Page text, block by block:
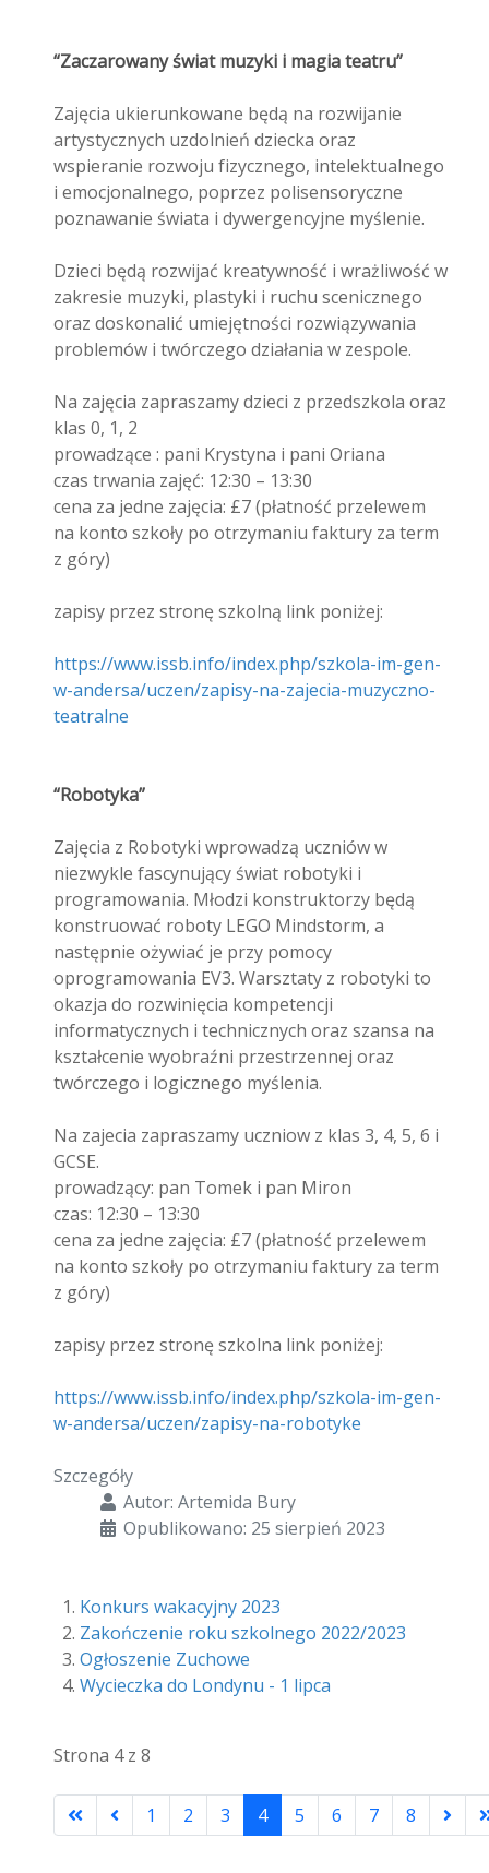
“Zaczarowany świat muzyki i magia teatru”
Zajęcia ukierunkowane będą na rozwijanie
artystycznych uzdolnień dziecka oraz
wspieranie rozwoju fizycznego, intelektualnego
i emocjonalnego, poprzez polisensoryczne
poznawanie świata i dywergencyjne myślenie.
Dzieci będą rozwijać kreatywność i wrażliwość w
zakresie muzyki, plastyki i ruchu scenicznego
oraz doskonalić umiejętności rozwiązywania
problemów i twórczego działania w zespole.
Na zajęcia zapraszamy dzieci z przedszkola oraz
klas 0, 1, 2
prowadzące : pani Krystyna i pani Oriana
czas trwania zajęć: 12:30 – 13:30
cena za jedne zajęcia: £7 (płatność przelewem
na konto szkoły po otrzymaniu faktury za term
z góry)
zapisy przez stronę szkolną link poniżej:
https://www.issb.info/index.php/szkola-im-gen-
w-andersa/uczen/zapisy-na-zajecia-muzyczno-
teatralne
“Robotyka”
Zajęcia z Robotyki wprowadzą uczniów w
niezwykle fascynujący świat robotyki i
programowania. Młodzi konstruktorzy będą
konstruować roboty LEGO Mindstorm, a
następnie ożywiać je przy pomocy
oprogramowania EV3. Warsztaty z robotyki to
okazja do rozwinięcia kompetencji
informatycznych i technicznych oraz szansa na
kształcenie wyobraźni przestrzennej oraz
twórczego i logicznego myślenia.
Na zajecia zapraszamy uczniow z klas 3, 4, 5, 6 i
GCSE.
prowadzący: pan Tomek i pan Miron
czas: 12:30 – 13:30
cena za jedne zajęcia: £7 (płatność przelewem
na konto szkoły po otrzymaniu faktury za term
z góry)
zapisy przez stronę szkolna link poniżej:
https://www.issb.info/index.php/szkola-im-gen-
w-andersa/uczen/zapisy-na-robotyke
Szczegóły
Autor: Artemida Bury
Opublikowano: 25 sierpień 2023
Konkurs wakacyjny 2023
Zakończenie roku szkolnego 2022/2023
Ogłoszenie Zuchowe
Wycieczka do Londynu - 1 lipca
Strona 4 z 8
1 2 3 4 5 6 7 8